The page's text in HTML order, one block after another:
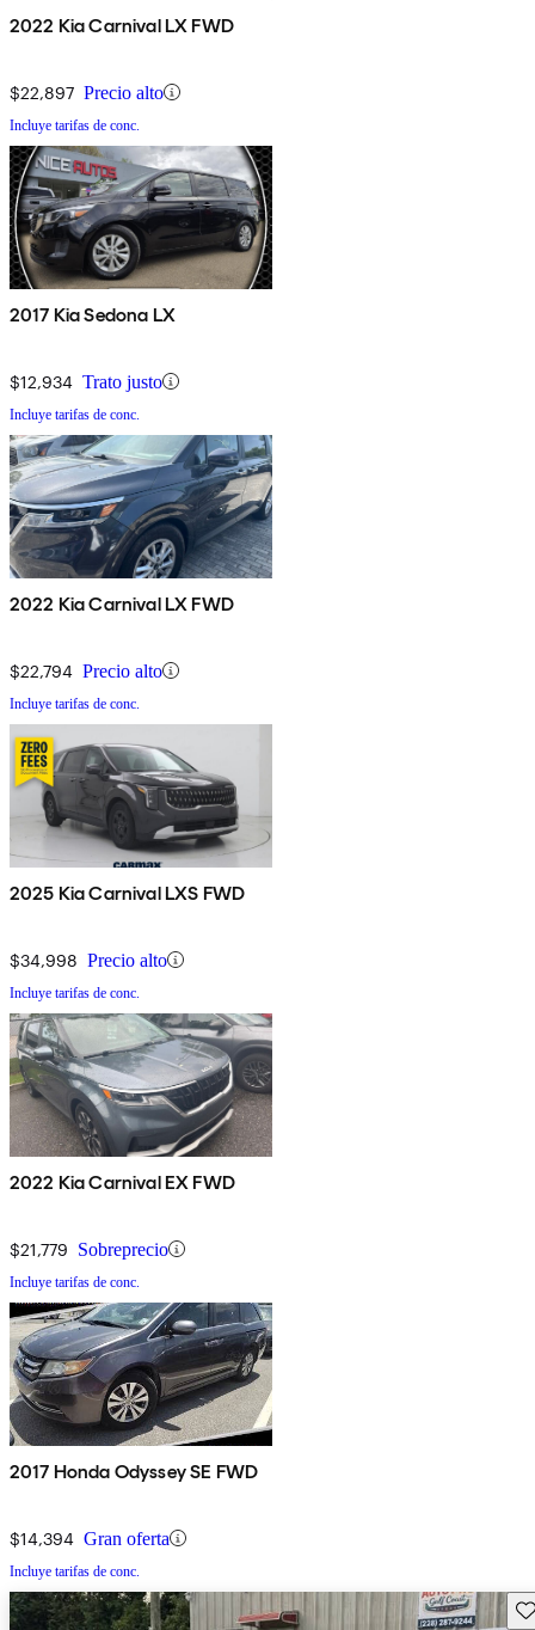
2022 Kia Carnival LX FWD
$22,897 Precio alto
Incluye tarifas de conc.
2017 Kia Sedona LX
$12,934 Trato justo
Incluye tarifas de conc.
2022 Kia Carnival LX FWD
$22,794 Precio alto
Incluye tarifas de conc.
2025 Kia Carnival LXS FWD
$34,998 Precio alto
Incluye tarifas de conc.
2022 Kia Carnival EX FWD
$21,779 Sobreprecio
Incluye tarifas de conc.
2017 Honda Odyssey SE FWD
$14,394 Gran oferta
Incluye tarifas de conc.